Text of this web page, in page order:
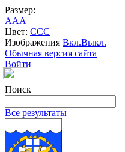
Размер:
AAA
Цвет: CCC
Изображения Вкл.Выкл.
Обычная версия сайта
Войти
Поиск
Все результаты